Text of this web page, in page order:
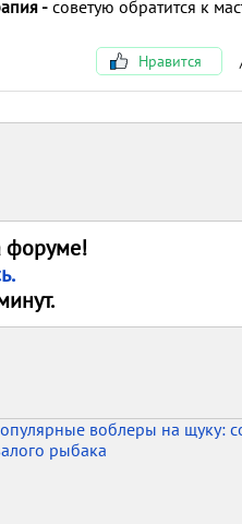
- советую обратится к
Нравится
форуме!